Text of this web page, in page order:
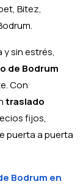
Bitez,
sin estrés,
de Bodrum
Con
traslado
fijos,
puerta a puerta
Bodrum en